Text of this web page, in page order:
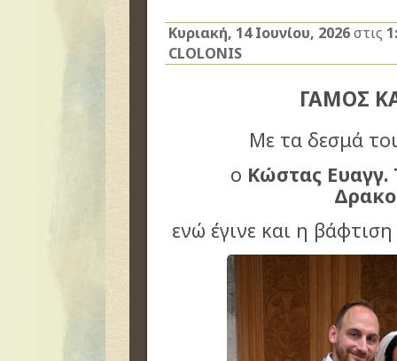
Κυριακή, 14 Ιουνίου, 2026στις
CLOLONIS
ΓΑΜΟΣ
Με τα δεσμά
ο Κώστας Ευαγγ.
ενώ έγινε και η